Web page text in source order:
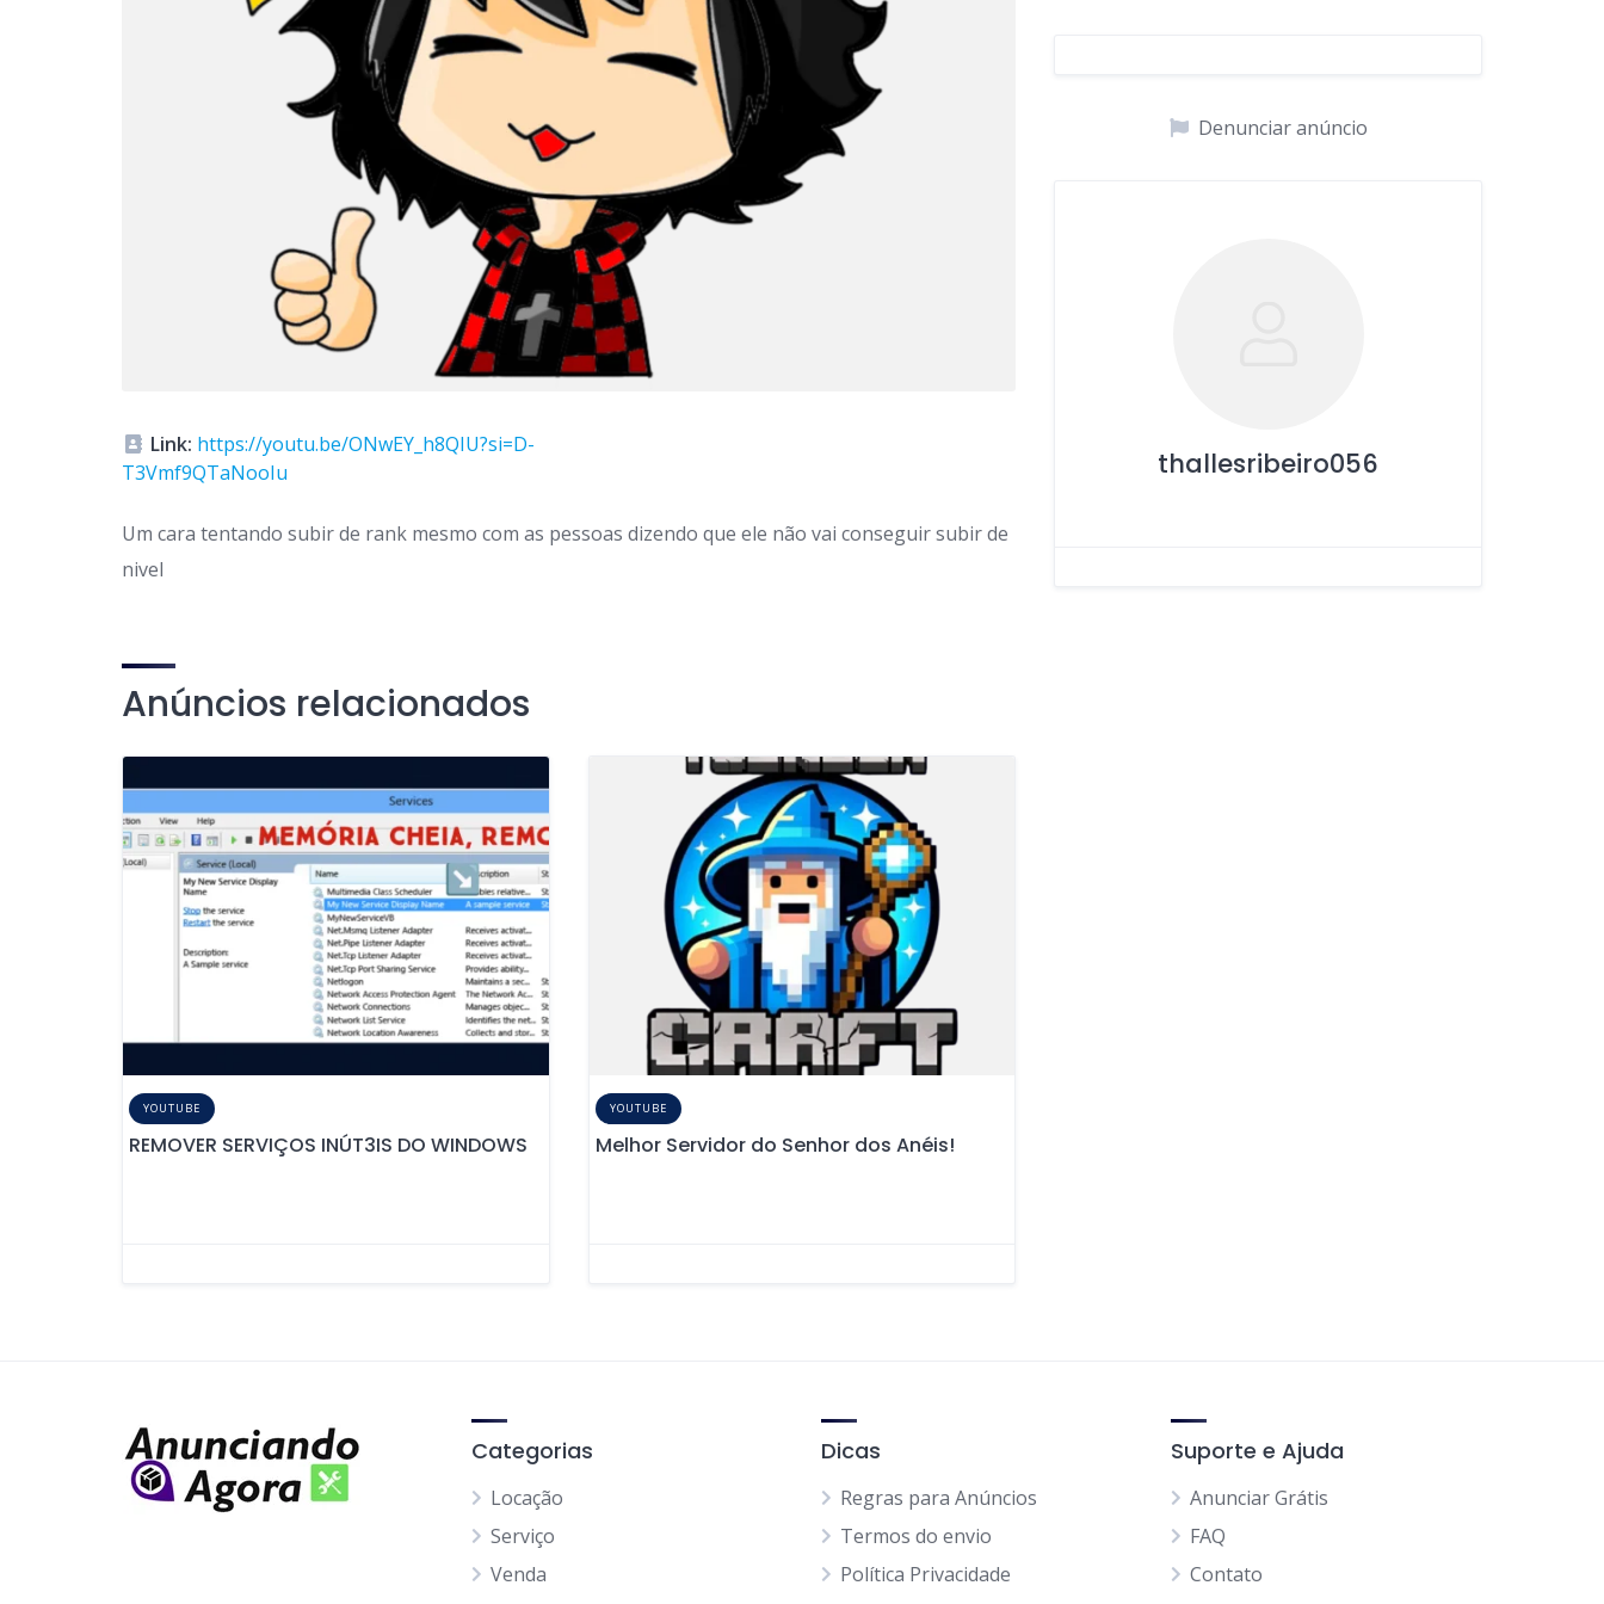
Link: https://youtu.be/ONwEY_h8QIU?si=D-
T3Vmf9QTaNooIu
Um cara tentando subir de rank mesmo com as pessoas dizendo que ele não vai conseguir subir de
nivel
Denunciar anúncio
thallesribeiro056
Anúncios relacionados
YOUTUBE
REMOVER SERVIÇOS INÚT3IS DO WINDOWS
YOUTUBE
Melhor Servidor do Senhor dos Anéis!
Categorias
Locação
Serviço
Venda
Dicas
Regras para Anúncios
Termos do envio
Política Privacidade
Suporte e Ajuda
Anunciar Grátis
FAQ
Contato